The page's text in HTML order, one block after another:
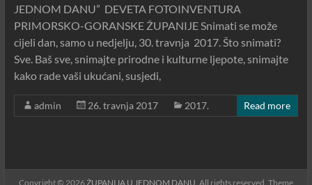
JEDNOM DANU” DEVETA FOTOINVENTURA
PRIMORSKO-GORANSKE ŽUPANIJE Snimati se može
cijeli dan, samo u nedjelju, 30. travnja 2017. Što snimati?
Sve. Baš sve, snimajte prirodne i kulturne ljepote, snimajte
kako rade vaši ukućani, susjedi,
admin 26. travnja 2017 2017. Read more
Copyright © 2026 ŽUPANIJA U JEDNOM DANU . All rights reserved. Theme